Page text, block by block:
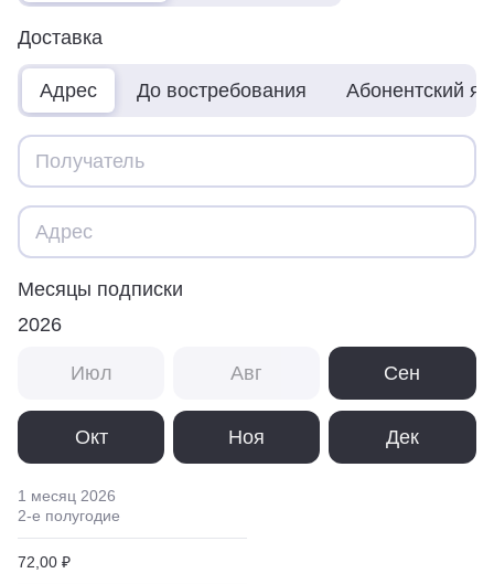
Доставка
Адрес До востребования Абонентский
Месяцы подписки
2026
Июл Авг Сен
Окт Ноя Дек
1 месяц 2026
2-е полугодие
72,00 ₽